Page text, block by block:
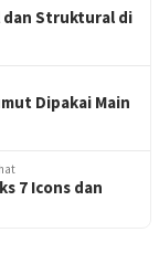
dan Struktural di
Dipakai Main
7 Icons dan